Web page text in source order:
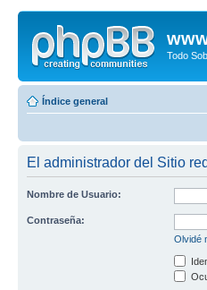
Todo
Índice general
El administrador del Sitio
Nombre de Usuario:
Contraseña:
Olvidé